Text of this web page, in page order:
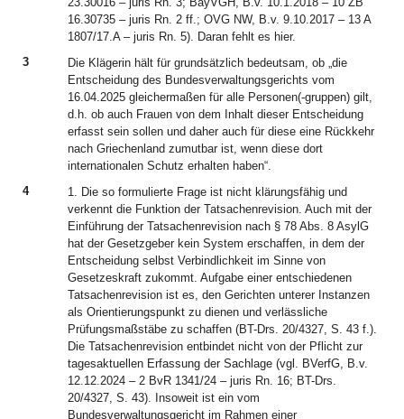
16.30735 – juris Rn. 2 ff.; OVG NW, B.v. 9.10.2017 – 13 A
1807/17.A – juris Rn. 5). Daran fehlt es hier.
3
Die Klägerin hält für grundsätzlich bedeutsam, ob „die
Entscheidung des Bundesverwaltungsgerichts vom
16.04.2025 gleichermaßen für alle Personen(-gruppen) gilt,
d.h. ob auch Frauen von dem Inhalt dieser Entscheidung
erfasst sein sollen und daher auch für diese eine Rückkehr
nach Griechenland zumutbar ist, wenn diese dort
internationalen Schutz erhalten haben“.
4
1. Die so formulierte Frage ist nicht klärungsfähig und
verkennt die Funktion der Tatsachenrevision. Auch mit der
Einführung der Tatsachenrevision nach § 78 Abs. 8 AsylG
hat der Gesetzgeber kein System erschaffen, in dem der
Entscheidung selbst Verbindlichkeit im Sinne von
Gesetzeskraft zukommt. Aufgabe einer entschiedenen
Tatsachenrevision ist es, den Gerichten unterer Instanzen
als Orientierungspunkt zu dienen und verlässliche
Prüfungsmaßstäbe zu schaffen (BT-Drs. 20/4327, S. 43 f.).
Die Tatsachenrevision entbindet nicht von der Pflicht zur
tagesaktuellen Erfassung der Sachlage (vgl. BVerfG, B.v.
12.12.2024 – 2 BvR 1341/24 – juris Rn. 16; BT-Drs.
20/4327, S. 43). Insoweit ist ein vom
Bundesverwaltungsgericht im Rahmen einer